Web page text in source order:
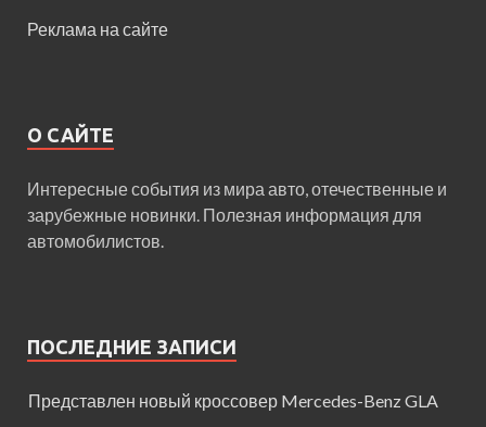
Реклама на сайте
О САЙТЕ
Интересные события из мира авто, отечественные и
зарубежные новинки. Полезная информация для
автомобилистов.
ПОСЛЕДНИЕ ЗАПИСИ
Представлен новый кроссовер Mercedes-Benz GLA